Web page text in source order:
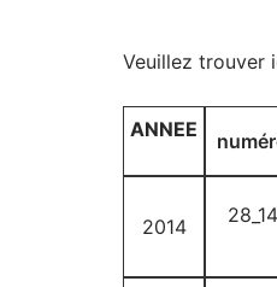
Veuillez trouver
ANNEE
2014 28_14